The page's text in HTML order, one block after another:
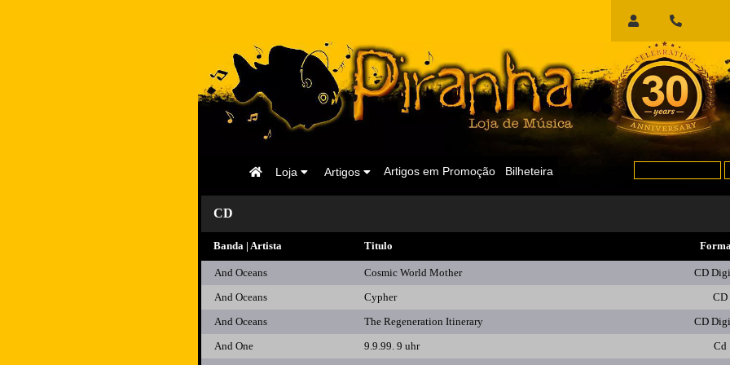
Início
Sessão
Bilheteira
Artigos em Promoção
Artigos
Loja
Página
CD
Banda | Artista Titulo
And Oceans Cosmic World Mother CD
And Oceans
Cypher CD
And Oceans
The Regeneration Itinerary CD
And One
9.9.99. 9 uhr Cd